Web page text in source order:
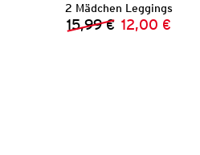
2 Mädchen Leggings
Vorheriger
15,99 € Neuer Preis:
12,00 €